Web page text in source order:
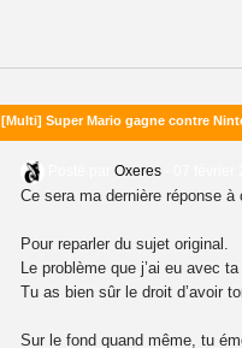
[Multi] Super Mario gagne contre
Oxeres
Ce sera ma dernière réponse à
Pour reparler du sujet original.
Le problème que j’ai eu avec
Tu as bien sûr le droit d’avoir
Sur le fond quand même, tu